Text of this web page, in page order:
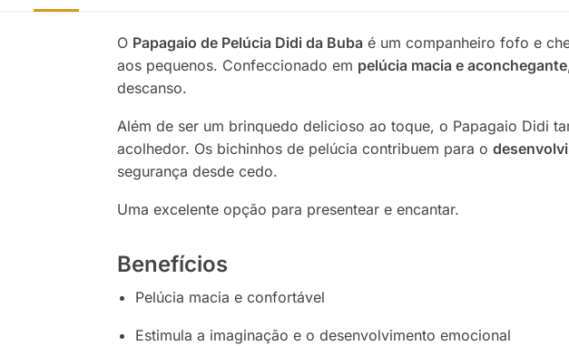
O Papagaio de Pelúcia Didi da Buba é um companheiro fofo e
aos pequenos. Confeccionado em pelúcia macia e aconchegante
descanso.
Além de ser um brinquedo delicioso ao toque, o Papagaio Didi
acolhedor. Os bichinhos de pelúcia contribuem para o
segurança desde cedo.
Uma excelente opção para presentear e encantar.
Benefícios
Pelúcia macia e confortável
Estimula a imaginação e o desenvolvimento emocional